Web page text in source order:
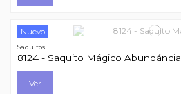
Nuevo
Saquitos
8124 - Saquito Mágico Abundáncia
Ver